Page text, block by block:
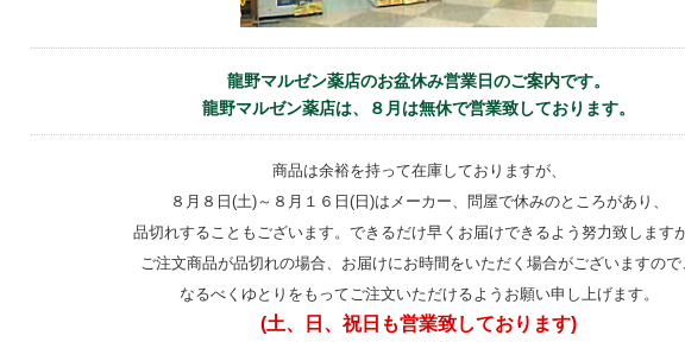
龍野マルゼン薬店のお盆休み営業日のご案内です。
龍野マルゼン薬店は、８月は無休で営業致しております。
商品は余裕を持って在庫しておりますが、
８月８日(土)～８月１６日(日)はメーカー、問屋で休みのところがあり、
品切れすることもございます。できるだけ早くお届けできるよう努力致します
ご注文商品が品切れの場合、お届けにお時間をいただく場合がございますので
なるべくゆとりをもってご注文いただけるようお願い申し上げます。
(土、日、祝日も営業致しております)